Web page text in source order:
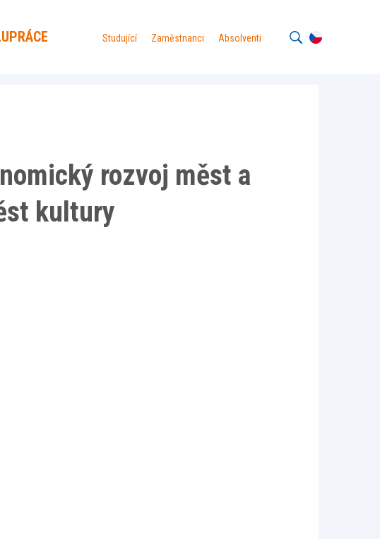
Studující Zaměstnanci Absolventi
rozvoj měst a
kultury